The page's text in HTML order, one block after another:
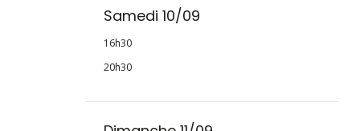
Samedi 10/09
16h30
20h30